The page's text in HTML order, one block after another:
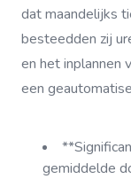
dat maandelijks
besteedden zij
en het inplannen
een
gemiddelde